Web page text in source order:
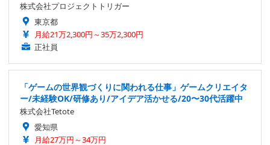
株式会社プロジェクトトリガー
東京都
月給21万2,300円～35万2,300円
正社員
「ゲームの世界観づくりに関われる仕事」ゲームクリエイタ
ー/未経験OK/研修あり/アイデア活かせる/20〜30代活躍中
株式会社Tetote
愛知県
月給27万円～34万円